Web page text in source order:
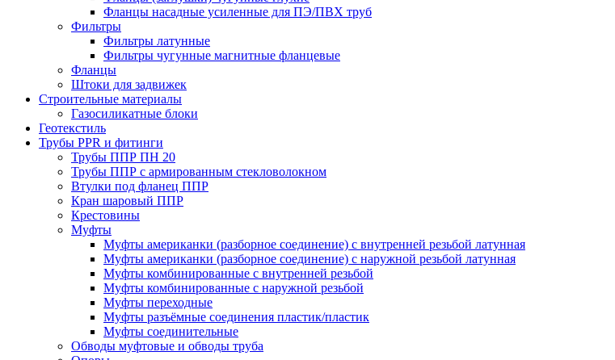
Фланцы насадные усиленные для ПЭ/ПВХ труб
Фильтры
Фильтры латунные
Фильтры чугунные магнитные фланцевые
Фланцы
Штоки для задвижек
Строительные материалы
Газосиликатные блоки
Геотекстиль
Трубы PPR и фитинги
Трубы ППР ПН 20
Трубы ППР с армированным стекловолокном
Втулки под фланец ППР
Кран шаровый ППР
Крестовины
Муфты
Муфты американки (разборное соединение) с внутренней резьбой латунная
Муфты американки (разборное соединение) с наружной резьбой латунная
Муфты комбинированные с внутренней резьбой
Муфты комбинированные с наружной резьбой
Муфты переходные
Муфты разъёмные соединения пластик/пластик
Муфты соединительные
Обводы муфтовые и обводы труба